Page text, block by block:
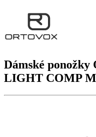
Dámské ponožky
LIGHT COMP